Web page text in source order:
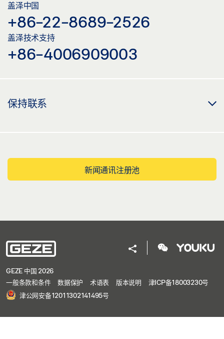
盖泽中国
+86-22-8689-2526
盖泽技术支持
+86-4006909003
保持联系
新闻通讯注册池
GEZE 中国 2026
一般条款和条件
数据保护 术语表 版本说明
津ICP备18003230号
津公网安备12011302141495号